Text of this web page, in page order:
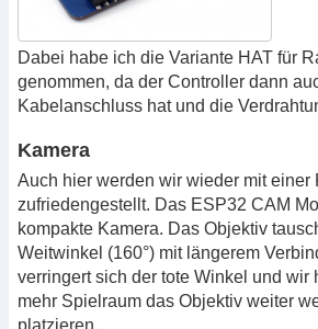
Dabei habe ich die Variante HAT für
genommen, da der Controller dann
Kabelanschluss hat und die
Kamera
Auch hier werden wir wieder mit einer
zufriedengestellt. Das ESP32 CAM
kompakte Kamera. Das Objektiv
Weitwinkel (160°) mit längerem
verringert sich der tote Winkel und wir
mehr Spielraum das Objektiv weiter
platzieren.